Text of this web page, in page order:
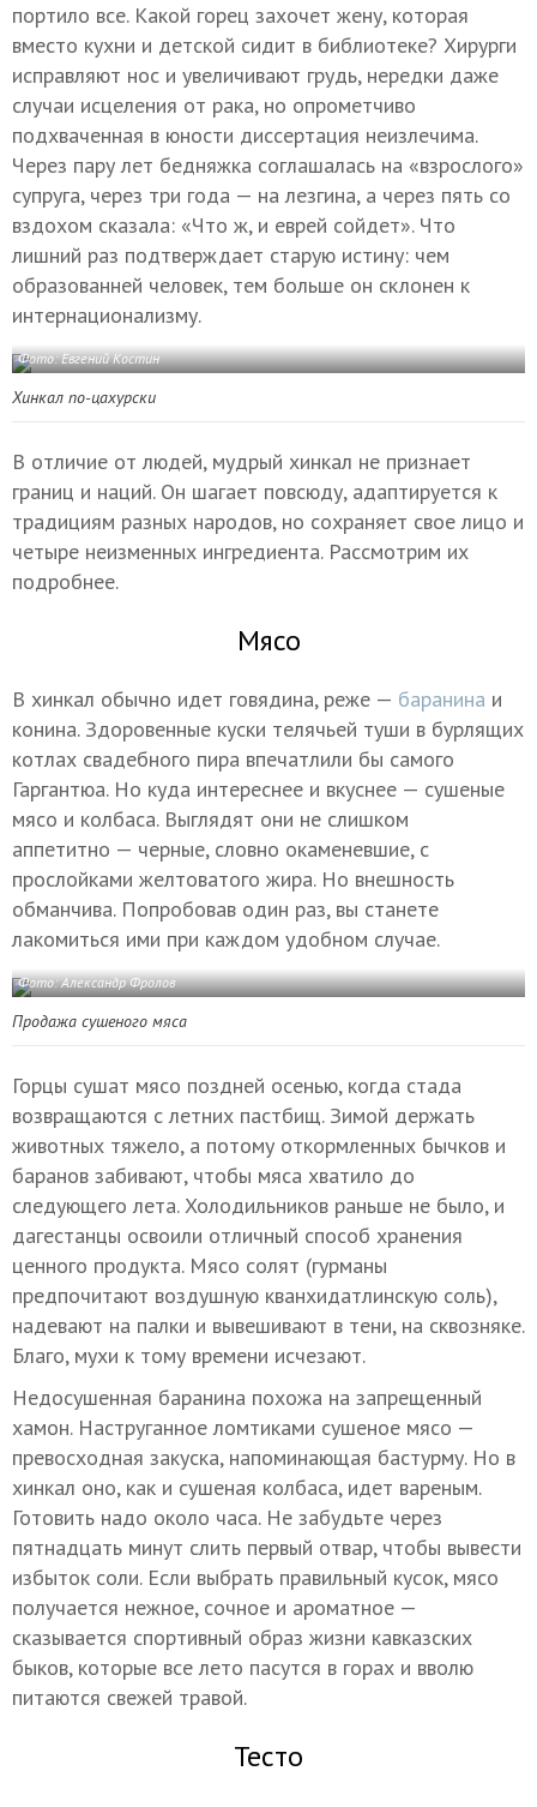
портило все. Какой горец захочет жену, которая
вместо кухни и детской сидит в библиотеке? Хирурги
исправляют нос и увеличивают грудь, нередки даже
случаи исцеления от рака, но опрометчиво
подхваченная в юности диссертация неизлечима.
Через пару лет бедняжка соглашалась на «взрослого»
супруга, через три года — на лезгина, а через пять со
вздохом сказала: «Что ж, и еврей сойдет». Что
лишний раз подтверждает старую истину: чем
образованней человек, тем больше он склонен к
интернационализму.
Фото: Евгений Костин
Хинкал по-цахурски
В отличие от людей, мудрый хинкал не признает
границ и наций. Он шагает повсюду, адаптируется к
традициям разных народов, но сохраняет свое лицо и
четыре неизменных ингредиента. Рассмотрим их
подробнее.
Мясо
В хинкал обычно идет говядина, реже — баранина и
конина. Здоровенные куски телячьей туши в бурлящих
котлах свадебного пира впечатлили бы самого
Гаргантюа. Но куда интереснее и вкуснее — сушеные
мясо и колбаса. Выглядят они не слишком
аппетитно — черные, словно окаменевшие, с
прослойками желтоватого жира. Но внешность
обманчива. Попробовав один раз, вы станете
лакомиться ими при каждом удобном случае.
Фото: Александр Фролов
Продажа сушеного мяса
Горцы сушат мясо поздней осенью, когда стада
возвращаются с летних пастбищ. Зимой держать
животных тяжело, а потому откормленных бычков и
баранов забивают, чтобы мяса хватило до
следующего лета. Холодильников раньше не было, и
дагестанцы освоили отличный способ хранения
ценного продукта. Мясо солят (гурманы
предпочитают воздушную кванхидатлинскую соль),
надевают на палки и вывешивают в тени, на сквозняке.
Благо, мухи к тому времени исчезают.
Недосушенная баранина похожа на запрещенный
хамон. Наструганное ломтиками сушеное мясо —
превосходная закуска, напоминающая бастурму. Но в
хинкал оно, как и сушеная колбаса, идет вареным.
Готовить надо около часа. Не забудьте через
пятнадцать минут слить первый отвар, чтобы вывести
избыток соли. Если выбрать правильный кусок, мясо
получается нежное, сочное и ароматное —
сказывается спортивный образ жизни кавказских
быков, которые все лето пасутся в горах и вволю
питаются свежей травой.
Тесто